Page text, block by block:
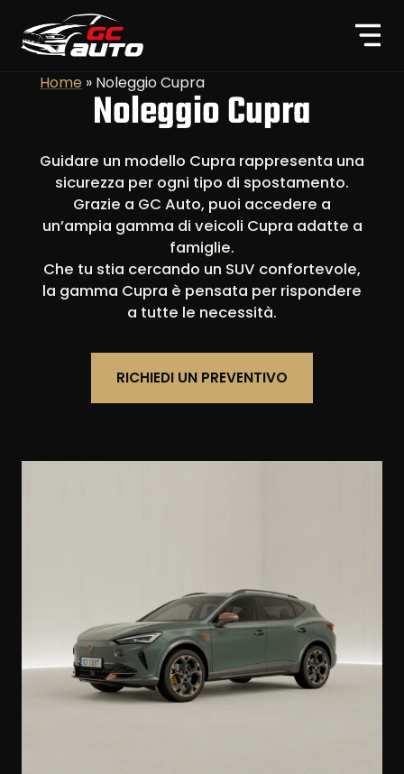
Home » Noleggio Cupra
Noleggio Cupra
Guidare un modello Cupra rappresenta una
sicurezza per ogni tipo di spostamento.
Grazie a GC Auto, puoi accedere a
un’ampia gamma di veicoli Cupra adatte a
famiglie.
Che tu stia cercando un SUV confortevole,
la gamma Cupra è pensata per rispondere
a tutte le necessità.
RICHIEDI UN PREVENTIVO